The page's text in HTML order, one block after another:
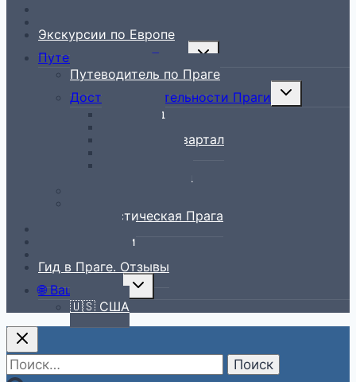
Экскурсии по Европе
Путеводитель по Праге
Toggle
menu
Путеводитель по Праге
Достопримечательности Праги
Toggle
Вышеград
Еврейский квартал
Старый Город
Нетуристическая Прага
История Чехии
Гид в Праге. Отзывы
🌐 Ваш регион
Toggle
🇺🇸 США
Найти: